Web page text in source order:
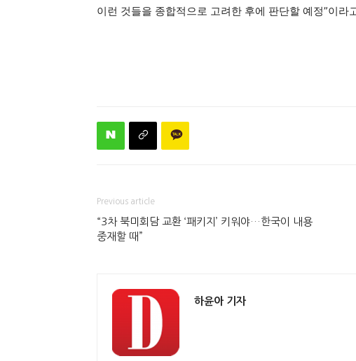
이런 것들을 종합적으로 고려한 후에 판단할 예정”이라
Previous article
“3차 북미회담 교환 ‘패키지’ 키워야…한국이 내용
중재할 때”
하윤아 기자